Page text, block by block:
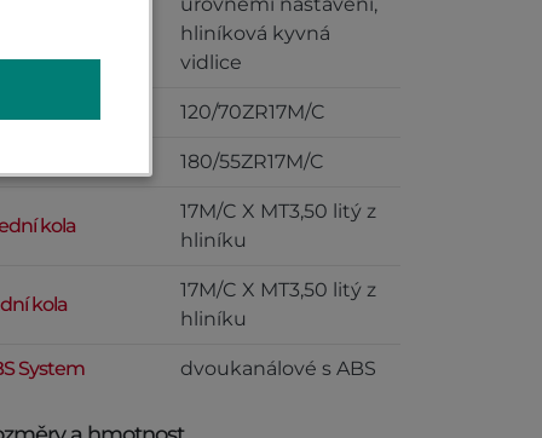
úrovněmi nastavení,
hliníková kyvná
vidlice
120/70ZR17M/C
180/55ZR17M/C
kola
17M/C X MT3,50 litý z
hliníku
kola
17M/C X MT3,50 litý z
hliníku
System dvoukanálové s ABS